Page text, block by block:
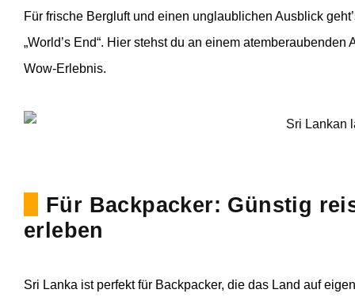
Für frische Bergluft und einen unglaublichen Ausblick
„World’s End“. Hier stehst du an einem
Wow-Erlebnis.
Für Backpacker: Günstig
erleben
Sri Lanka ist perfekt für Backpacker, die das Land auf